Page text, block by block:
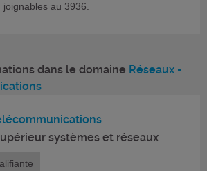
au 3936.
dans le domaine Réseaux -
systèmes et réseaux